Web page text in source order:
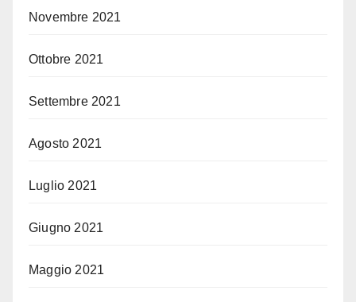
Novembre 2021
Ottobre 2021
Settembre 2021
Agosto 2021
Luglio 2021
Giugno 2021
Maggio 2021